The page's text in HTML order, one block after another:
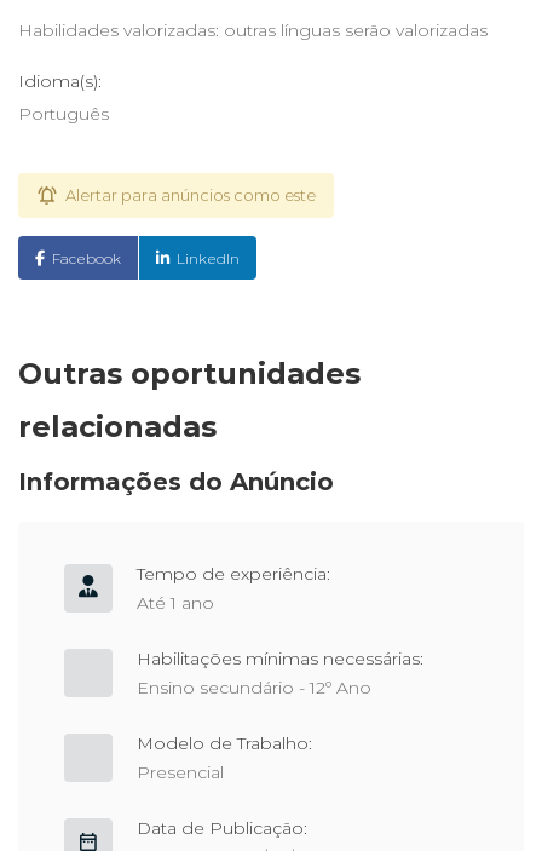
Habilidades valorizadas: outras línguas serão valorizadas
Idioma(s):
Português
Alertar para anúncios como este
Facebook LinkedIn
Outras oportunidades
relacionadas
Informações do Anúncio
Tempo de experiência:
Até 1 ano
Habilitações mínimas necessárias:
Ensino secundário - 12º Ano
Modelo de Trabalho:
Presencial
Data de Publicação: